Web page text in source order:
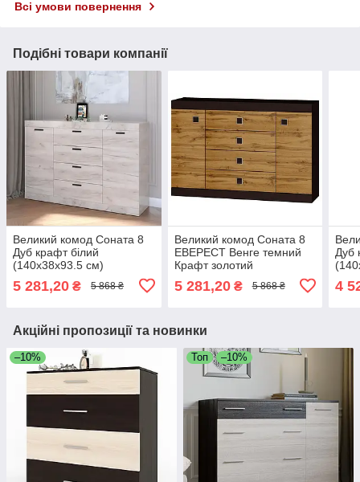
Всі умови повернення
Подібні товари компанії
Великий комод Соната 8
Дуб крафт білий
(140х38х93.5 см)
5 281,20 ₴ 5 868 ₴
Великий комод Соната 8
ЕВЕРЕСТ Венге темний
Крафт золотий
5 281,20₴ 5 868 ₴
Дуб
4
Акційні пропозиції та новинки
–10% Топ –10%